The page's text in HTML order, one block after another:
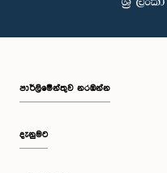
පාර්ලි‌මේන්තුව නරඹන්න
දැනුමට